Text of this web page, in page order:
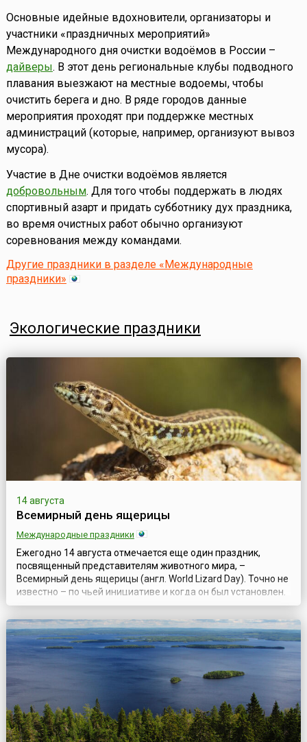
Основные идейные вдохновители, организаторы и
участники «праздничных мероприятий»
Международного дня очистки водоёмов в России –
дайверы. В этот день региональные клубы подводного
плавания выезжают на местные водоемы, чтобы
очистить берега и дно. В ряде городов данные
мероприятия проходят при поддержке местных
администраций (которые, например, организуют вывоз
мусора).
Участие в Дне очистки водоёмов является
добровольным. Для того чтобы поддержать в людях
спортивный азарт и придать субботнику дух праздника,
во время очистных работ обычно организуют
соревнования между командами.
Другие праздники в разделе «Международные
праздники»
Экологические праздники
14 августа
Всемирный день ящерицы
Международные праздники
Ежегодно 14 августа отмечается еще один праздник,
посвященный представителям животного мира, –
Всемирный день ящерицы (англ. World Lizard Day). Точно не
известно – по чьей инициативе и когда он был установлен.
Но, по одной из версий, авторство Дня приписывается
американскому биологу Джону Хантеру, который в 2004
году придумал этот праздник с целью привлечения
внимания к угрозам, которым подвер...